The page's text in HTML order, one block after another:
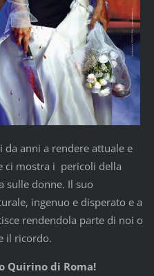
da anni a rendere attuale e
ci mostra i pericoli della
sulle donne. Il suo
ingenuo e disperato e a
rendendola parte di noi o
il ricordo.
Quirino di Roma!